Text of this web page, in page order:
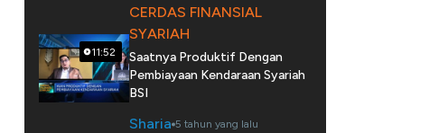
11:52
CERDAS FINANSIAL
SYARIAH
Saatnya Produktif Dengan
Pembiayaan Kendaraan Syariah
BSI
Sharia 5 tahun yang lalu